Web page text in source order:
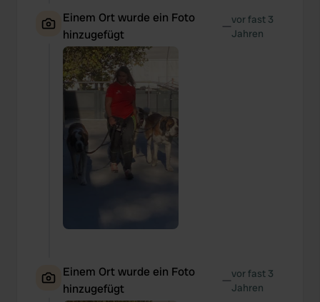
Einem Ort wurde ein Foto
hinzugefügt
—vor fast 3
Jahren
Einem Ort wurde ein Foto
hinzugefügt
—vor fast 3
Jahren